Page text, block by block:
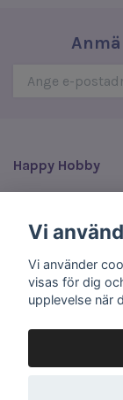
Happy Hobby
Sociala medier
Vi
Vi använder
visas för dig
upplevelse när